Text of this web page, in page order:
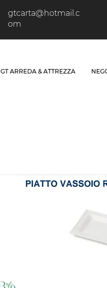
gtcarta@hotmail.c
om
GT ARREDA & ATTREZZA